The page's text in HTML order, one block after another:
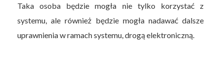
Taka osoba będzie mogła nie tylko korzystać z
systemu, ale również będzie mogła nadawać dalsze
uprawnienia w ramach systemu, drogą elektroniczną.